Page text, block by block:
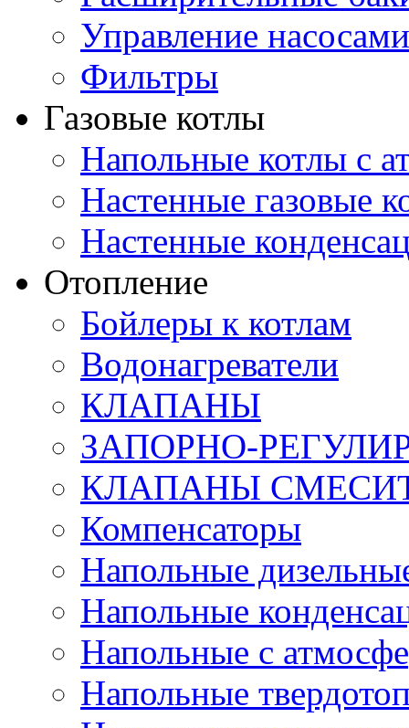
Управление насосами
Фильтры
Газовые котлы
Напольные котлы с
Настенные газовые
Настенные
Отопление
Бойлеры к котлам
Водонагреватели
КЛАПАНЫ
ЗАПОРНО-
КЛАПАНЫ
Компенсаторы
Напольные
Напольные
Напольные с
Напольные